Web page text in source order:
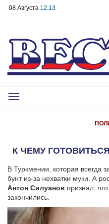
08 Августа 12:13
Toggle
К ЧЕМУ
В Туркмении, которая всегда
бунт из-за нехватки муки. А
Антон Силуанов признал,
закончились.